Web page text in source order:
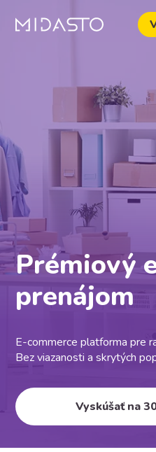
Prémiový
prenájom
E-commerce platforma pre
Bez viazanosti a skrytých
Vyskúšať na